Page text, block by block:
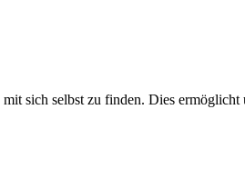
sich selbst zu finden. Dies